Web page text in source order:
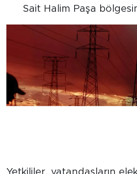
Sait Halim Paşa